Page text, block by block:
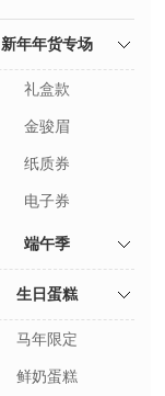
新年年货专场
礼盒款
金骏眉
纸质券
电子券
端午季
生日蛋糕
马年限定
鲜奶蛋糕